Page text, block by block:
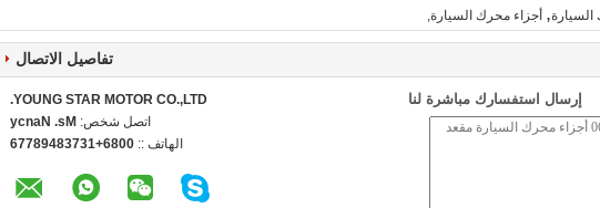
, أجزاء محرك السيارة,
تفاصيل الاتصال
YOUNG STAR MOTOR CO.,LTD.
اتصل شخص: Ms. Nancy
الهاتف :: 0086+13738498776
إرسال استفسارك مباشرة لنا